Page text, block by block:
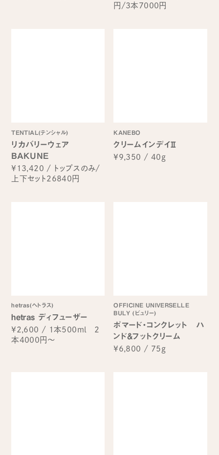
円/3本7000円
TENTIAL(テンシャル)
リカバリーウェア
BAKUNE
¥13,420 /
トップスのみ/
上下セット26840円
KANEBO
クリームインデイⅡ
¥9,350 / 40g
hetras(へトラス)
hetras ディフューザー
¥2,600 / 1本500ml 2
本4000円～
OFFICINE UNIVERSELLE
BULY (ビュリー)
ポマード・コンクレット ハ
ンド&フットクリーム
¥6,800 / 75g